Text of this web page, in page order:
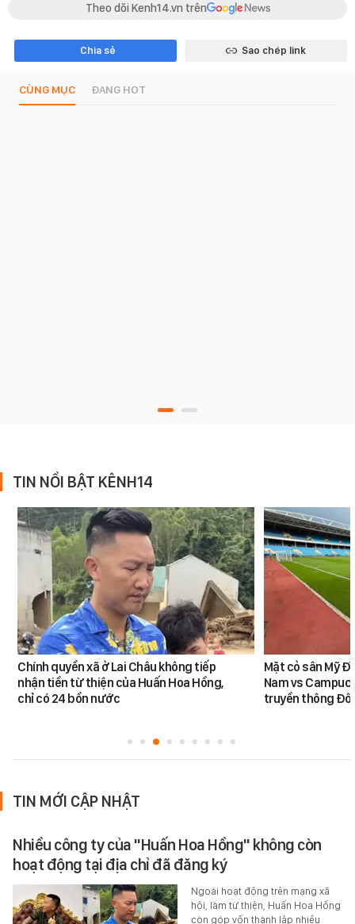
Theo dõi Kenh14.vn trên
Chia sẻ Sao chép link
CÙNG MỤC ĐANG HOT
TIN NỔI BẬT KÊNH14
Chính quyền xã ở Lai Châu không tiếp
nhận tiền từ thiện của Huấn Hoa Hồng,
chỉ có 24 bồn nước
Mặt cỏ sân Mỹ
Nam vs
truyền thông
TIN MỚI CẬP NHẬT
Nhiều công ty của "Huấn Hoa Hồng" không còn
hoạt động tại địa chỉ đã đăng ký
Ngoài hoạt động trên mạng xã
hội, làm từ thiện, Huấn Hoa Hồng
còn góp vốn thành lập nhiều